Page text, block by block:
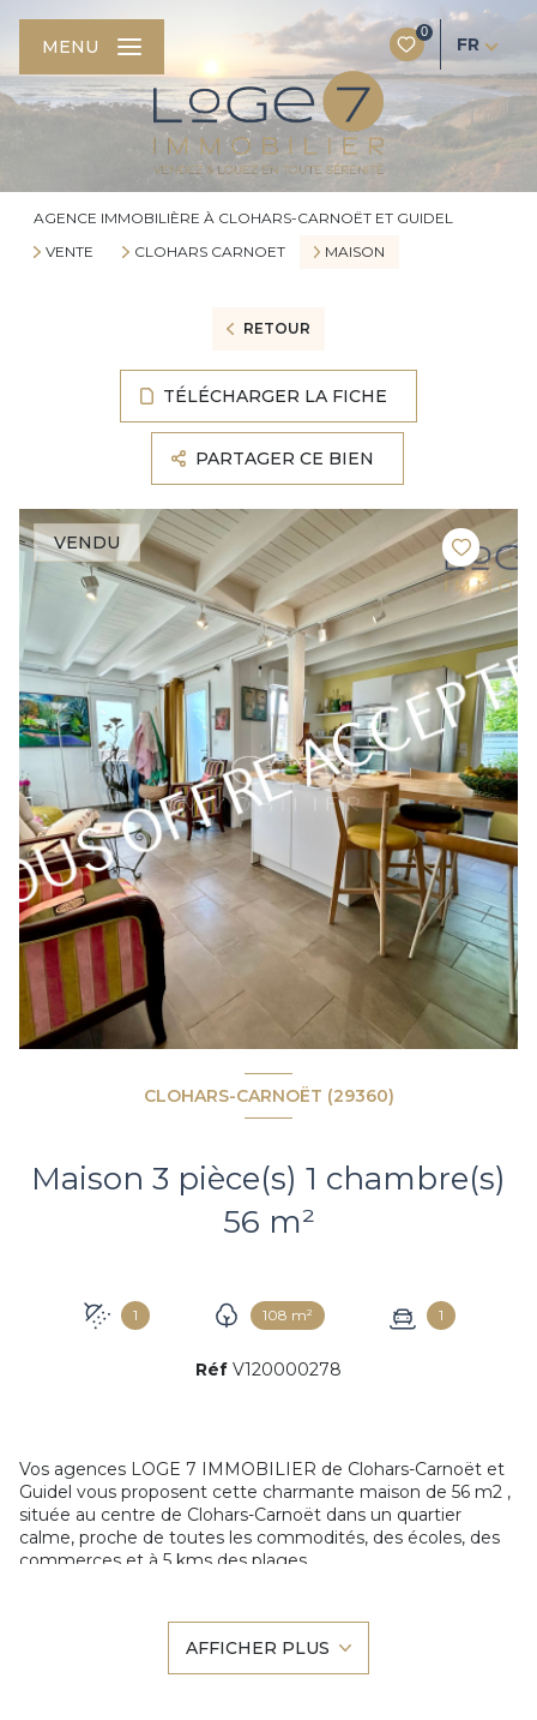
0
FR
MENU
AGENCE IMMOBILIÈRE À CLOHARS-CARNOËT ET GUIDEL
VENTE
CLOHARS CARNOET MAISON
RETOUR
TÉLÉCHARGER LA FICHE
PARTAGER CE BIEN
VENDU
CLOHARS-CARNOËT (29360)
Maison 3 pièce(s) 1 chambre(s)
56 m²
1 108 m² 1
Réf V120000278
Vos agences LOGE 7 IMMOBILIER de Clohars-Carnoët et
Guidel vous proposent cette charmante maison de 56 m2 ,
située au centre de Clohars-Carnoët dans un quartier
calme, proche de toutes les commodités, des écoles, des
commerces et à 5 kms des plages.
Au Rez de chaussée, une pièce de vie de 33 m2 avec une
cuisine ouverte équipée et aménagée, une salle d'eau et
wc, ainsi qu'une loggia.
AFFICHER PLUS